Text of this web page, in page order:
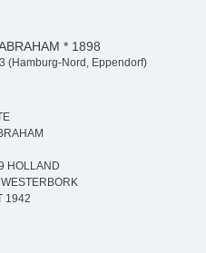
* 1898
(Hamburg-Nord, Eppendorf)
HOLLAND
WESTERBORK
1942